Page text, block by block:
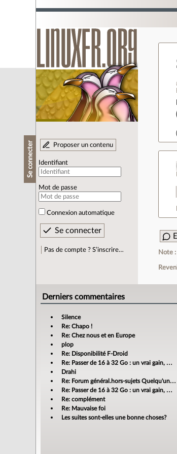
Se connecter Proposer un contenu
Identifiant
Mot de passe
Connexion automatique
Pas de compte ? S’inscrire…
(
Note :
Derniers commentaires
Silence
Re: Chapo !
Re: Chez nous et en Europe
plop
Re: Disponibilité F-Droid
Re: Passer de 16 à 32 Go : un vrai gain, mais jusqu’où ?
Drahi
Re: Forum général.hors-sujets Quelqu'un a déjà confié sa compta à un cabinet d'expertise comptable en ligne ?
Re: Passer de 16 à 32 Go : un vrai gain, mais jusqu’où ?
Re: complément
Re: Mauvaise foi
Les suites sont-elles une bonne choses?